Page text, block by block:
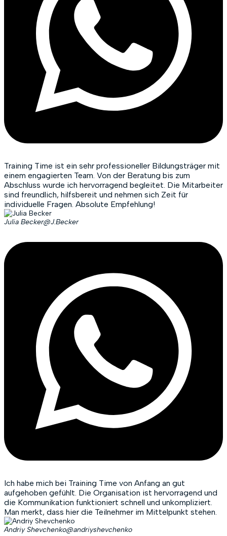
Training Time ist ein sehr professioneller Bildungsträger mit
einem engagierten Team. Von der Beratung bis zum
Abschluss wurde ich hervorragend begleitet. Die Mitarbeiter
sind freundlich, hilfsbereit und nehmen sich Zeit für
individuelle Fragen. Absolute Empfehlung!
Julia Becker@J.Becker
Ich habe mich bei Training Time von Anfang an gut
aufgehoben gefühlt. Die Organisation ist hervorragend und
die Kommunikation funktioniert schnell und unkompliziert.
Man merkt, dass hier die Teilnehmer im Mittelpunkt stehen.
Andriy Shevchenko@andriyshevchenko